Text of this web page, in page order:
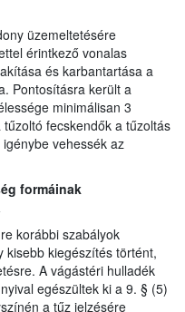
üzemeltetésére
érintkező vonalas
és karbantartása a
Pontosításra került a
minimálisan 3
fecskendők a tűzoltás
vehessék az
formáinak
korábbi szabályok
kisebb kiegészítés történt,
A vágástéri hulladék
egészültek ki a 9. § (5)
a tűz jelzésére